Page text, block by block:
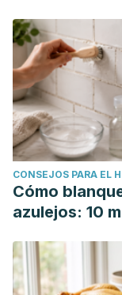
CONSEJOS PARA EL
Cómo
azulejos: 10